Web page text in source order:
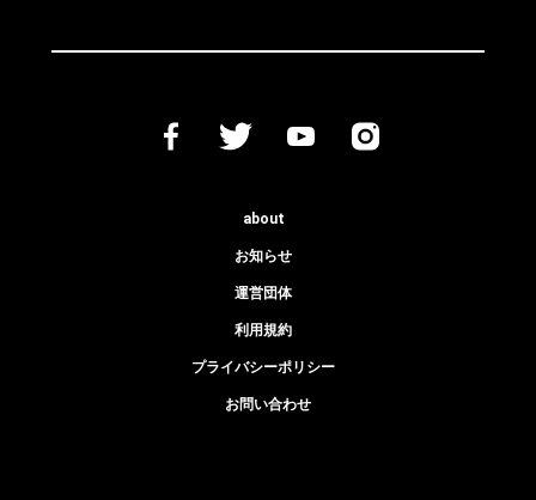
about
お知らせ
運営団体
利用規約
プライバシーポリシー
お問い合わせ